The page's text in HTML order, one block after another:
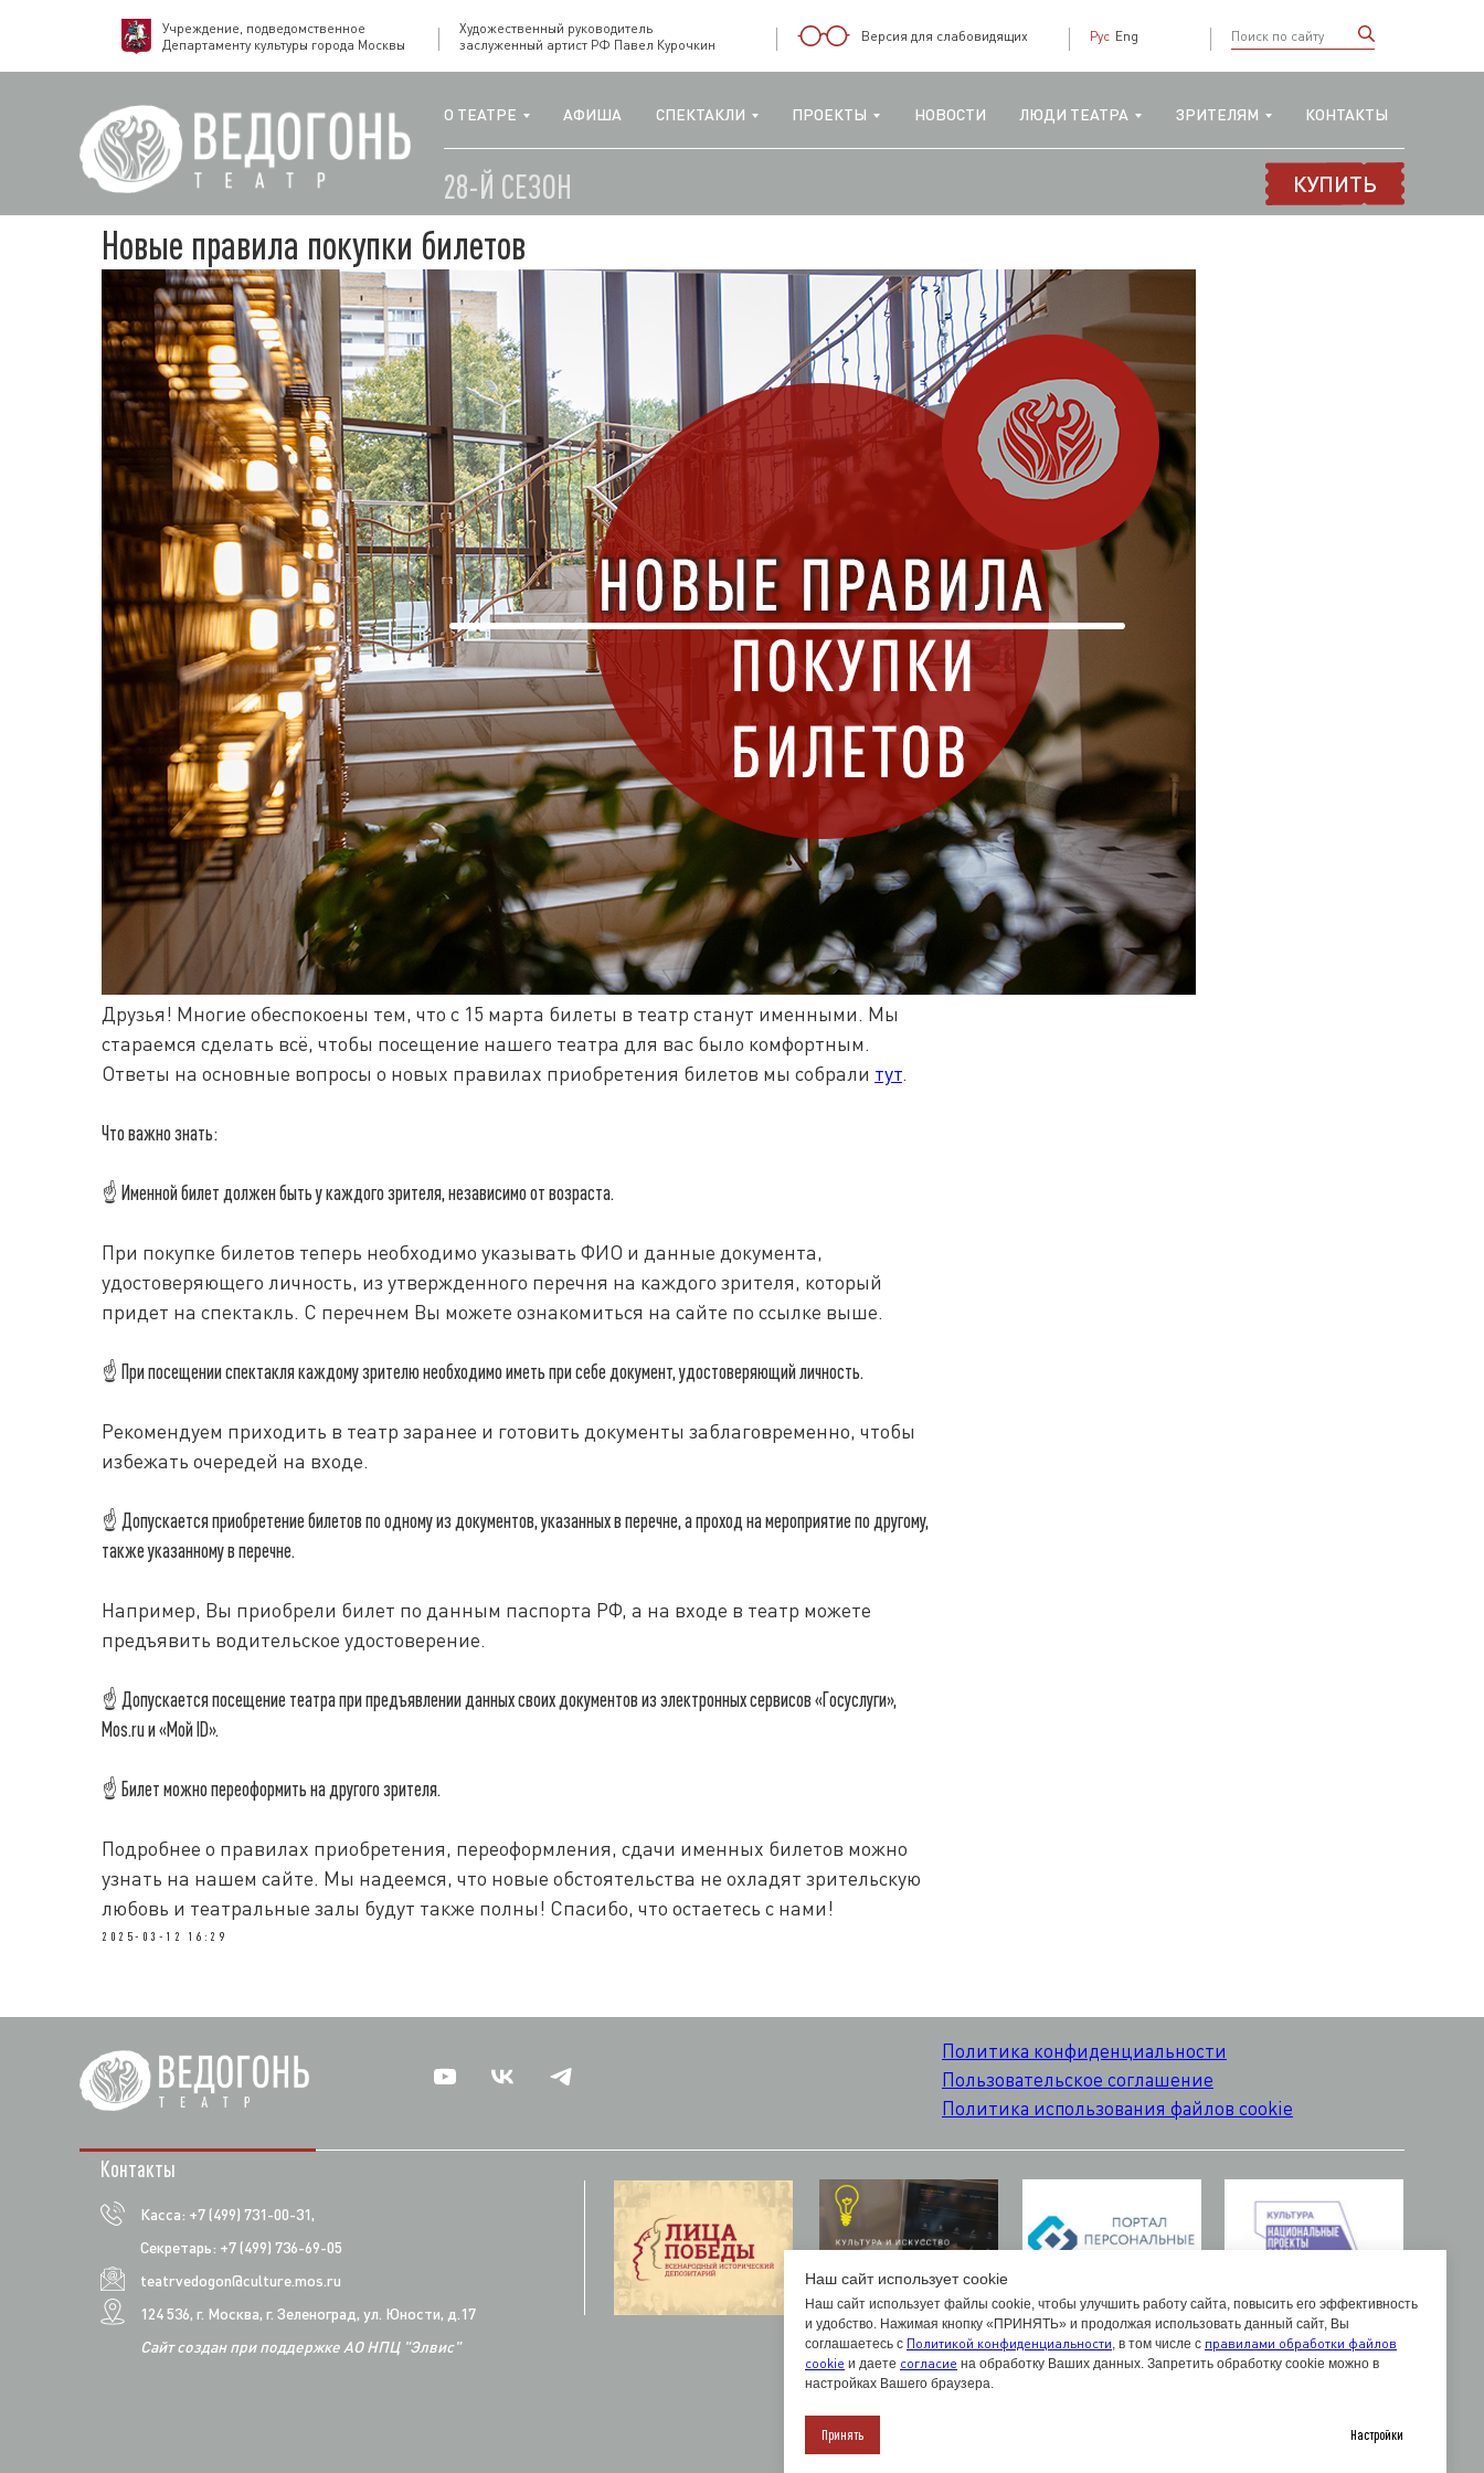
Учреждение, подведомственное
Департаменту культуры города Москвы
Художественный руководитель
заслуженный артист РФ Павел Курочкин
Версия для слабовидящих Рус Eng
О ТЕАТРЕ АФИША СПЕКТАКЛИ ПРОЕКТЫ НОВОСТИ ЛЮДИ ТЕАТРА ЗРИТЕЛЯМ КОНТАКТЫ
28-Й СЕЗОН КУПИТЬ
Наш сайт использует cookie
Наш сайт использует файлы cookie, чтобы улучшить работу сайта, повысить его эффективность
и удобство. Нажимая кнопку «ПРИНЯТЬ» и продолжая использовать данный сайт, Вы
соглашаетесь с Политикой конфиденциальности, в том числе с правилами обработки файлов
cookie и даете согласие на обработку Ваших данных. Запретить обработку cookie можно в
настройках Вашего браузера.
Принять Настройки
Новые правила покупки билетов
Друзья! Многие обеспокоены тем, что с 15 марта билеты в театр станут именными. Мы
стараемся сделать всё, чтобы посещение нашего театра для вас было комфортным.
Ответы на основные вопросы о новых правилах приобретения билетов мы собрали тут.
Что важно знать:
☝ Именной билет должен быть у каждого зрителя, независимо от возраста.
При покупке билетов теперь необходимо указывать ФИО и данные документа,
удостоверяющего личность, из утвержденного перечня на каждого зрителя, который
придет на спектакль. С перечнем Вы можете ознакомиться на сайте по ссылке выше.
☝ При посещении спектакля каждому зрителю необходимо иметь при себе документ, удостоверяющий личность.
Рекомендуем приходить в театр заранее и готовить документы заблаговременно, чтобы
избежать очередей на входе.
☝ Допускается приобретение билетов по одному из документов, указанных в перечне, а проход на мероприятие по другому,
также указанному в перечне.
Например, Вы приобрели билет по данным паспорта РФ, а на входе в театр можете
предъявить водительское удостоверение.
☝ Допускается посещение театра при предъявлении данных своих документов из электронных сервисов «Госуслуги»,
Mos.ru и «Мой ID».
☝ Билет можно переоформить на другого зрителя.
Подробнее о правилах приобретения, переоформления, сдачи именных билетов можно
узнать на нашем сайте. Мы надеемся, что новые обстоятельства не охладят зрительскую
любовь и театральные залы будут также полны! Спасибо, что остаетесь с нами!
2025-03-12 16:29
Контакты
Касса: +7 (499) 731-00-31,
Секретарь: +7 (499) 736-69-05
teatrvedogon@culture.mos.ru
124 536, г. Москва, г. Зеленоград, ул. Юности, д.17
Сайт создан при поддержке АО НПЦ "Элвис"
Политика конфиденциальности
Пользовательское соглашение
Политика использования файлов cookie